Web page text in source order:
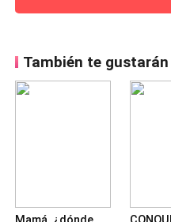
También te gustarán